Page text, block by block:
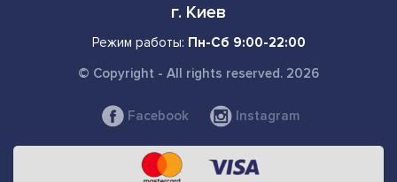
г. Киев
Режим работы: Пн-Сб 9:00-22:00
© Copyright - All rights reserved. 2026
Facebook Instagram